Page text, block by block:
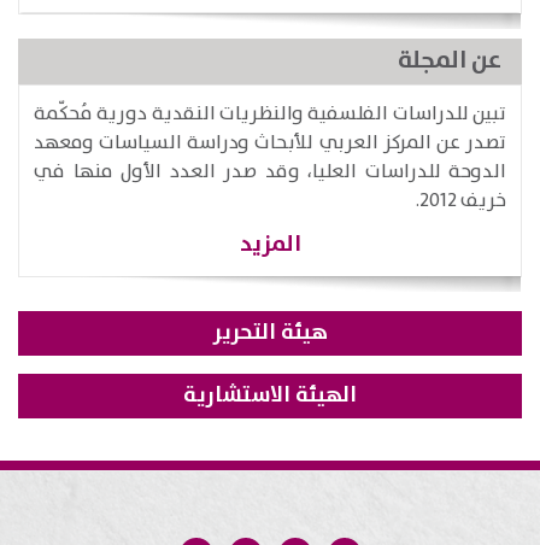
عن المجلة
تبين للدراسات الفلسفية والنظريات النقدية دورية مُحكّمة
تصدر عن المركز العربي للأبحاث ودراسة السياسات ومعهد
الدوحة للدراسات العليا، وقد صدر العدد الأول منها في
خريف 2012.
المزيد
هيئة التحرير
الهيئة الاستشارية